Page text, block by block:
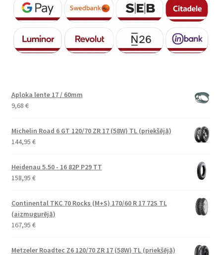
Aploka lente 17 / 60mm
9,68 €
Michelin Road 6 GT 120/70 ZR 17 (58W) TL (priekšējā)
144,95 €
Heidenau 5.50 - 16 82P P29 TT
158,95 €
Continental TKC 70 Rocks (M+S) 170/60 R 17 72S TL
(aizmugurējā)
167,95 €
Metzeler Roadtec Z6 120/70 ZR 17 (58W) TL (priekšējā)